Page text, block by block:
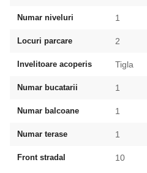
Numar niveluri 1
Locuri parcare 2
Invelitoare acoperis Tigla
Numar bucatarii 1
Numar balcoane 1
Numar terase 1
Front stradal 10